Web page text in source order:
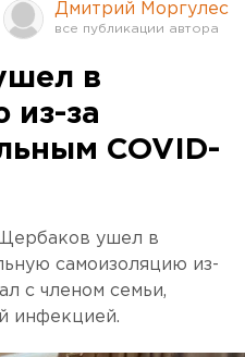
Оренбург
Дмитрий Моргулес
в
из-за
COVID-
ушел в
самоизоляцию из-
с членом семьи,
инфекцией.